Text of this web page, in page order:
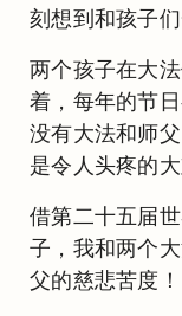
刻想到和孩子
两个孩子在大
着，每年的节
没有大法和师
是令人头疼的大
借第二十五届
子，我和两个
父的慈悲苦度！